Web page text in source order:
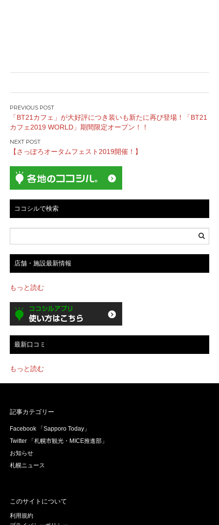
投
稿
ナ
ビ
ゲ
ー
シ
ョ
ン
「BT21カフェ」が大好評につき装いも新たに再び登場！「BT21
カフェ2019 WORLD」期間限定オープン！！
【さっぽろオータムフェスト2019開催！】
ココシルで検索
店舗・施設最新情報
もっと読む
最新口コミ
もっと読む
記事カテゴリー
Facebook 「Sapporo Today」
Twitter 「札幌市観光・MICE推進部」
お知らせ
札幌ニュース
このサイトについて
利用規約